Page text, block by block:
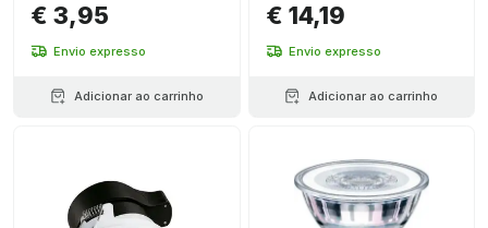
€ 3,95
Envio expresso
Adicionar ao carrinho
€ 14,19
Envio expresso
Adicionar ao carrinho